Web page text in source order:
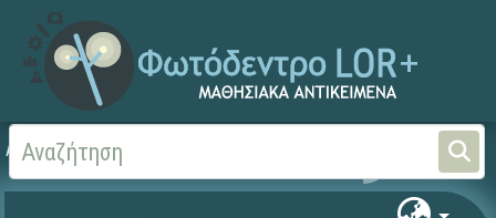
Αρχική Γεωγραφία-Γεωλογία